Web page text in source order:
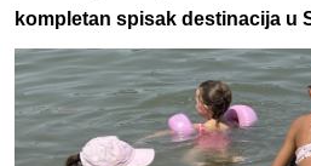
kompletan spisak destinacija u